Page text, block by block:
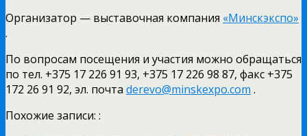
Организатор — выставочная компания «Минскэкспо»
.
По вопросам посещения и участия можно обращаться
по тел. +375 17 226 91 93, +375 17 226 98 87, факс +375
172 26 91 92, эл. почта derevo@minskexpo.com .
Похожие записи: :